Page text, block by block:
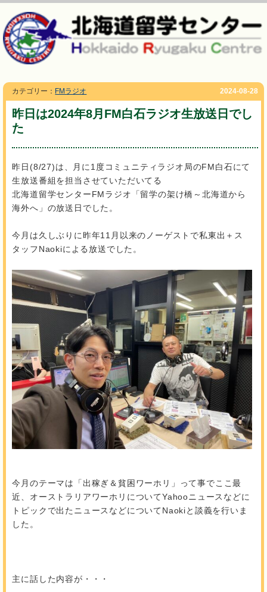
カテゴリー： FMラジオ 2024-08-28
昨日は2024年8月FM白石ラジオ生放送日でし
た
昨日(8/27)は、月に1度コミュニティラジオ局のFM白石にて
生放送番組を担当させていただいてる
北海道留学センターFMラジオ「留学の架け橋～北海道から
海外へ」の放送日でした。
今月は久しぶりに昨年11月以来のノーゲストで私東出＋ス
タッフNaokiによる放送でした。
今月のテーマは「出稼ぎ＆貧困ワーホリ」って事でここ最
近、オーストラリアワーホリについてYahooニュースなどに
トピックで出たニュースなどについてNaokiと談義を行いま
した。
主に話した内容が・・・